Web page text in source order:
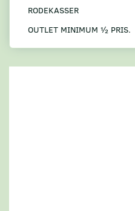
RODEKASSER
OUTLET MINIMUM ½ PRIS.